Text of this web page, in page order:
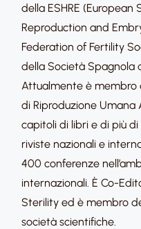
della ESHRE (European
Reproduction and
Federation of Fertility
della Società Spagnola
Attualmente è membro
di Riproduzione Umana
capitoli di libri e di più
riviste nazionali e
400 conferenze
internazionali. È Co-
Sterility ed è membro
società scientifiche.